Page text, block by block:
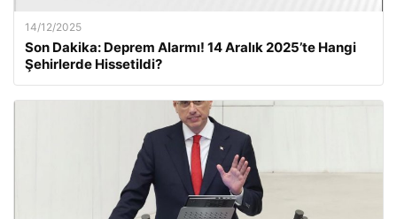
14/12/2025
Son Dakika: Deprem Alarmı! 14 Aralık 2025’te Hangi
Şehirlerde Hissetildi?